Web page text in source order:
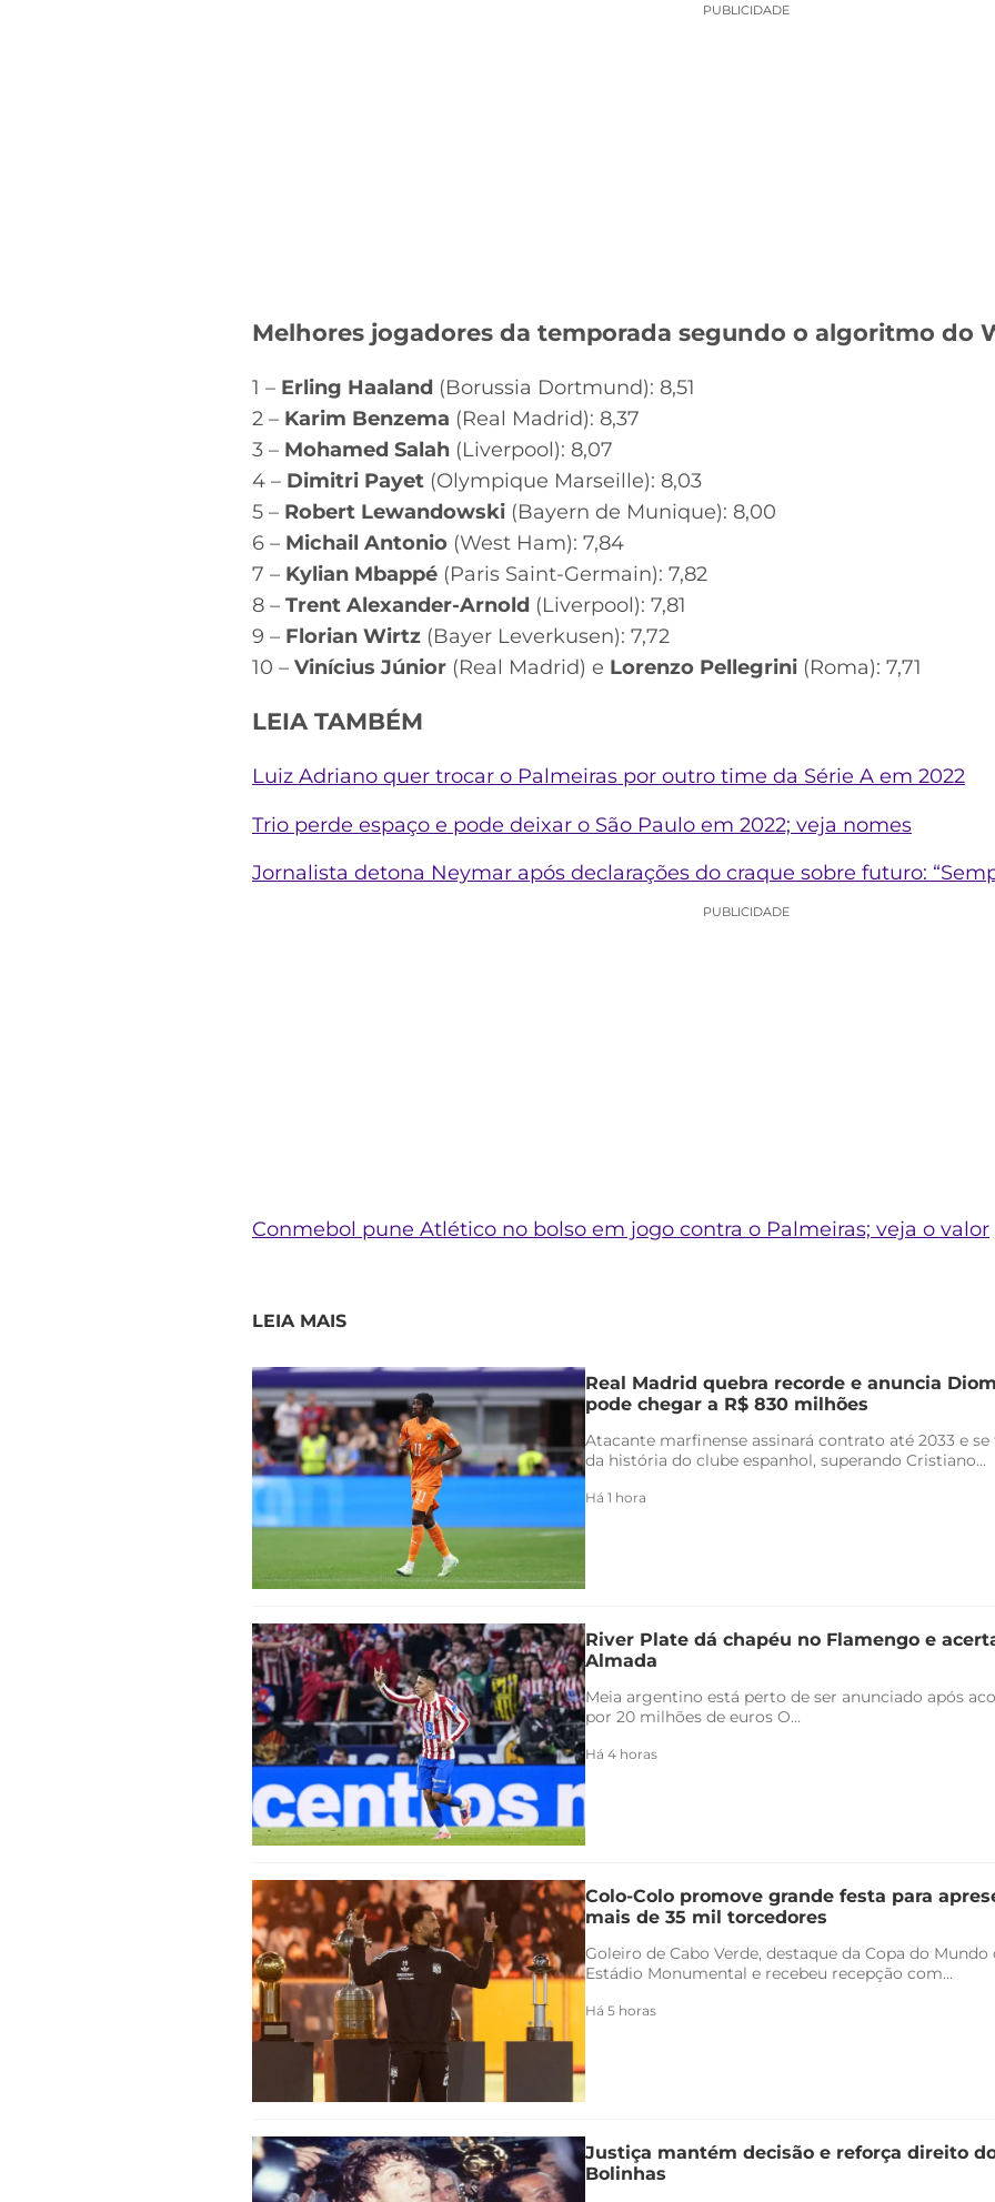
PUBLICIDADE
Melhores jogadores da temporada segundo o algoritmo do
1 – Erling Haaland (Borussia Dortmund): 8,51
2 – Karim Benzema (Real Madrid): 8,37
3 – Mohamed Salah (Liverpool): 8,07
4 – Dimitri Payet (Olympique Marseille): 8,03
5 – Robert Lewandowski (Bayern de Munique): 8,00
6 – Michail Antonio (West Ham): 7,84
7 – Kylian Mbappé (Paris Saint-Germain): 7,82
8 – Trent Alexander-Arnold (Liverpool): 7,81
9 – Florian Wirtz (Bayer Leverkusen): 7,72
10 – Vinícius Júnior (Real Madrid) e Lorenzo Pellegrini (Roma): 7,71
LEIA TAMBÉM
Luiz Adriano quer trocar o Palmeiras por outro time da Série A em 2022
Trio perde espaço e pode deixar o São Paulo em 2022; veja nomes
Jornalista detona Neymar após declarações do craque sobre futuro:
PUBLICIDADE
Conmebol pune Atlético no bolso em jogo contra o Palmeiras; veja o valor
LEIA MAIS
Real Madrid quebra recorde e anuncia
pode chegar a R$ 830 milhões
Atacante marfinense assinará contrato até 2033 e
da história do clube espanhol, superando Cristiano...
Há 1 hora
River Plate dá chapéu no Flamengo e
Almada
Meia argentino está perto de ser anunciado após
por 20 milhões de euros O...
Há 4 horas
Colo-Colo promove grande festa para
mais de 35 mil torcedores
Goleiro de Cabo Verde, destaque da Copa do
Estádio Monumental e recebeu recepção com...
Há 5 horas
Justiça mantém decisão e reforça direito
Bolinhas